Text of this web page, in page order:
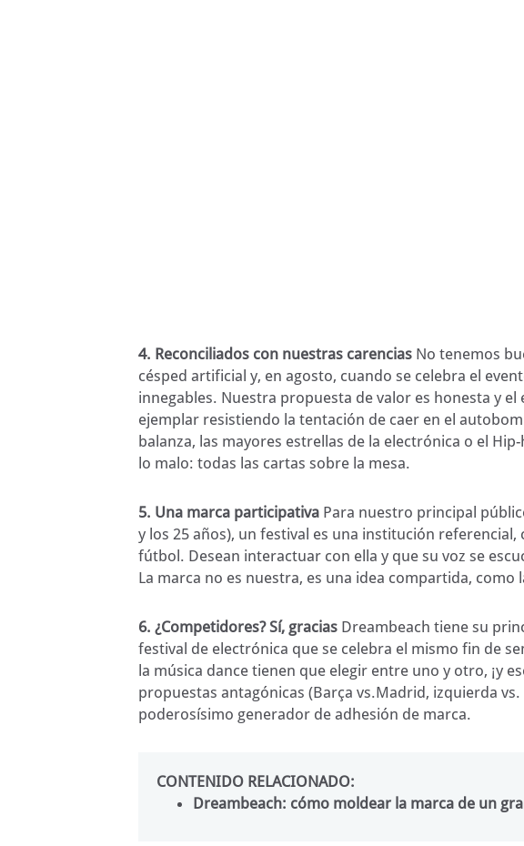
​4. Reconciliados con nuestras carencias No tenemos
césped artificial y, en agosto, cuando se celebra el
innegables. Nuestra propuesta de valor es honesta y
ejemplar resistiendo la tentación de caer en el
balanza, las mayores estrellas de la electrónica o el
lo malo: todas las cartas sobre la mesa.
5. Una marca participativa Para nuestro principal
y los 25 años), un festival es una institución
fútbol. Desean interactuar con ella y que su voz se
La marca no es nuestra, es una idea compartida, como
6. ¿Competidores? Sí, gracias Dreambeach tiene su
festival de electrónica que se celebra el mismo fin de
la música dance tienen que elegir entre uno y otro, ¡y
propuestas antagónicas (Barça vs.Madrid, izquierda vs.
poderosísimo generador de adhesión de marca.
CONTENIDO RELACIONADO:
Dreambeach: cómo moldear la marca de un